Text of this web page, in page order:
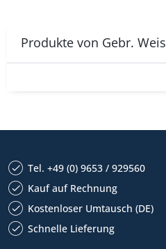
Produkte von Gebr. Weis
Tel. +49 (0) 9653 / 929560
Kauf auf Rechnung
Kostenloser Umtausch (DE)
Schnelle Lieferung